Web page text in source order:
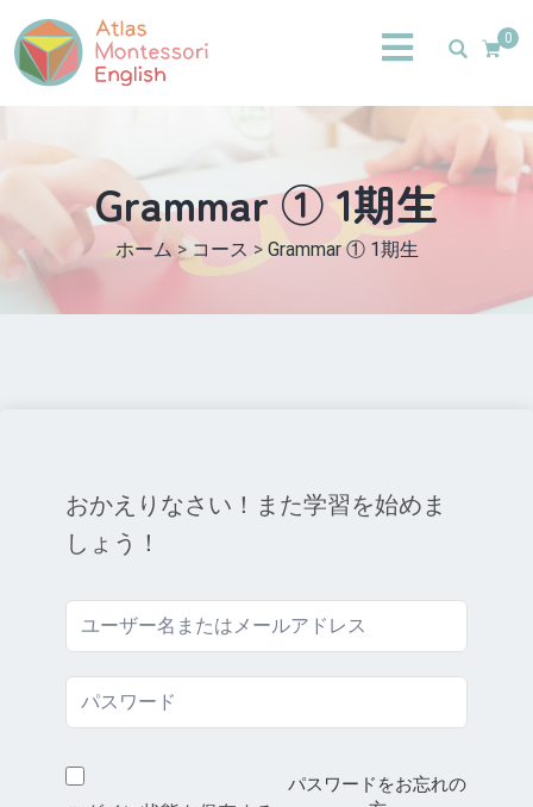
0
Grammar ① 1期生
ホーム> コース > Grammar ① 1期生
おかえりなさい！また学習を始めま
しょう！
パスワードをお忘れの